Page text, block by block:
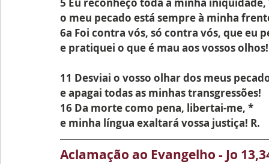
o meu pecado está sempre à minha
6a Foi contra vós, só contra vós, que eu
e pratiquei o que é mau aos vossos olhos!
11 Desviai o vosso olhar dos meus
e apagai todas as minhas transgressões!
16 Da morte como pena, libertai-me, *
e minha língua exaltará vossa justiça! R.
Aclamação ao Evangelho - Jo